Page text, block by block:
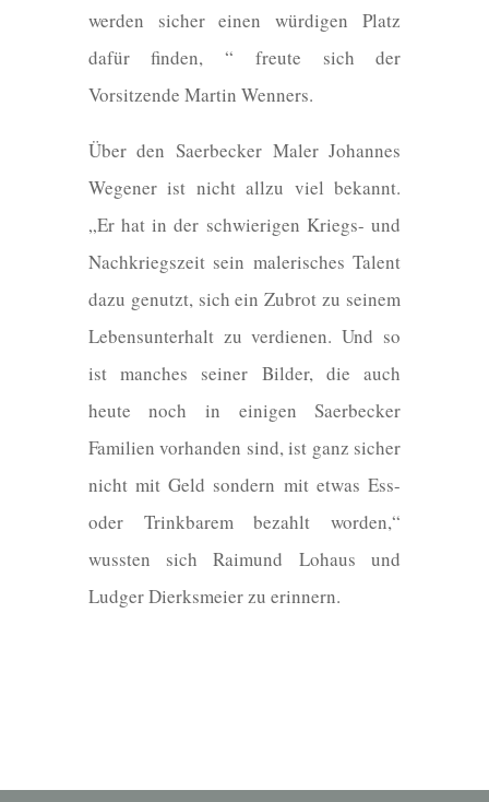
werden sicher einen würdigen Platz
dafür finden, “ freute sich der
Vorsitzende Martin Wenners.
Über den Saerbecker Maler Johannes
Wegener ist nicht allzu viel bekannt.
„Er hat in der schwierigen Kriegs- und
Nachkriegszeit sein malerisches Talent
dazu genutzt, sich ein Zubrot zu seinem
Lebensunterhalt zu verdienen. Und so
ist manches seiner Bilder, die auch
heute noch in einigen Saerbecker
Familien vorhanden sind, ist ganz sicher
nicht mit Geld sondern mit etwas Ess-
oder Trinkbarem bezahlt worden,“
wussten sich Raimund Lohaus und
Ludger Dierksmeier zu erinnern.